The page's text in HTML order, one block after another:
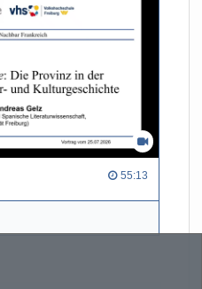
55:13